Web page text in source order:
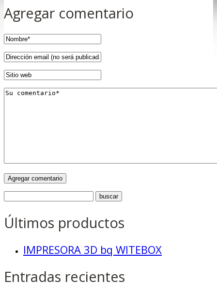
Agregar comentario
Últimos productos
IMPRESORA 3D bq WITEBOX
Entradas recientes